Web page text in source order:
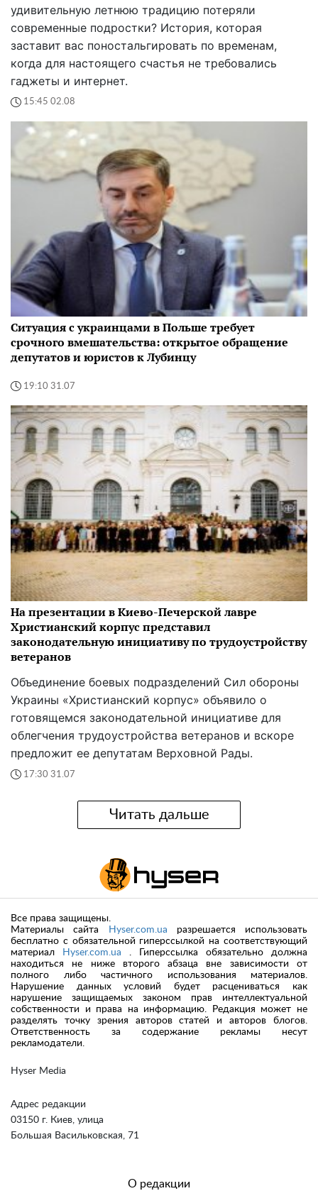
удивительную летнюю традицию потеряли
современные подростки? История, которая
заставит вас поностальгировать по временам,
когда для настоящего счастья не требовались
гаджеты и интернет.
15:45 02.08
Ситуация с украинцами в Польше требует
срочного вмешательства: открытое обращение
депутатов и юристов к Лубинцу
19:10 31.07
На презентации в Киево-Печерской лавре
Христианский корпус представил
законодательную инициативу по трудоустройству
ветеранов
Объединение боевых подразделений Сил обороны
Украины «Христианский корпус» объявило о
готовящемся законодательной инициативе для
облегчения трудоустройства ветеранов и вскоре
предложит ее депутатам Верховной Рады.
17:30 31.07
Читать дальше
Hyser Media
Адрес редакции
03150 г. Киев, улица
Большая Васильковская, 71
Все права защищены.
Материалы сайта
Hyser.com.ua разрешается использовать
бесплатно с обязательной гиперссылкой на соответствующий
материал
Hyser.com.ua . Гиперссылка обязательно должна
находиться не ниже второго абзаца вне зависимости от
полного либо частичного использования материалов.
Нарушение данных условий будет расцениваться как
нарушение защищаемых законом прав интеллектуальной
собственности и права на информацию. Редакция может не
разделять точку зрения авторов статей и авторов блогов.
Ответственность за содержание рекламы несут
рекламодатели.
О редакции